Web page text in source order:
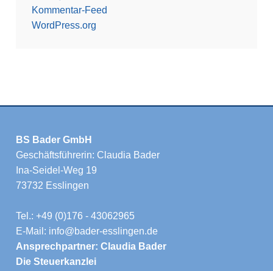
Kommentar-Feed
WordPress.org
BS Bader GmbH
Geschäftsführerin: Claudia Bader
Ina-Seidel-Weg 19
73732 Esslingen
Tel.: +49 (0)176 - 43062965
E-Mail: info@bader-esslingen.de
Ansprechpartner: Claudia Bader
Die Steuerkanzlei